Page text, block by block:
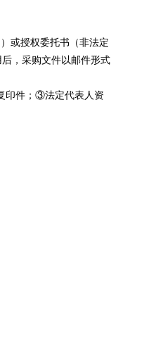
或授权委托书（非法定
，采购文件以邮件形式
印件；③法定代表人资